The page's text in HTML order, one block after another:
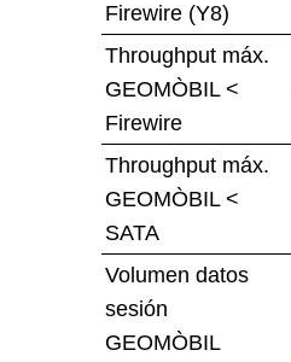
Firewire (Y8)
Throughput máx.
GEOMÒBIL <
Firewire
Throughput máx.
GEOMÒBIL <
SATA
Volumen datos
sesión
GEOMÒBIL